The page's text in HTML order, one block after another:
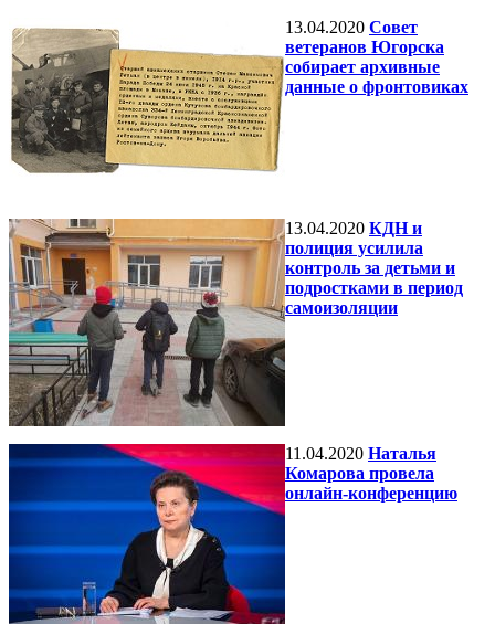
13.04.2020 Совет
ветеранов Югорска
собирает архивные
данные о фронтовиках
13.04.2020 КДН и
полиция усилила
контроль за детьми и
подростками в период
самоизоляции
11.04.2020 Наталья
Комарова провела
онлайн-конференцию